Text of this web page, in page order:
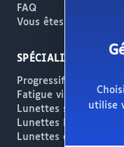
FAQ
Vous êtes opticien ?
SPÉCIALITÉS
Progressifs / Presbytie
Fatigue visuelle /
Lunettes solaires
Lunettes haut de
Lunettes créateur
utilise